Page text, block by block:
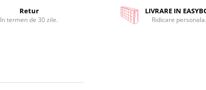
Retur
In termen de 30 zile.
LIVRARE IN
Ridicare personala.